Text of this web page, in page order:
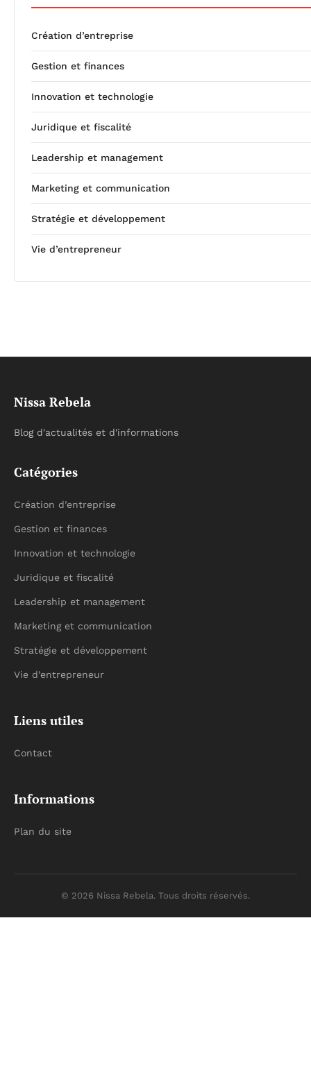
Création d’entreprise
Gestion et finances
Innovation et technologie
Juridique et fiscalité
Leadership et management
Marketing et communication
Stratégie et développement
Vie d’entrepreneur
Nissa Rebela
Blog d'actualités et d'informations
Catégories
Création d’entreprise
Gestion et finances
Innovation et technologie
Juridique et fiscalité
Leadership et management
Marketing et communication
Stratégie et développement
Vie d’entrepreneur
Liens utiles
Contact
Informations
Plan du site
© 2026 Nissa Rebela. Tous droits réservés.